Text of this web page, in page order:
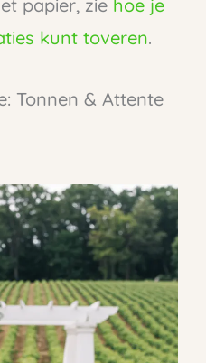
papier, zie hoe je
kunt toveren.
Tonnen & Attente